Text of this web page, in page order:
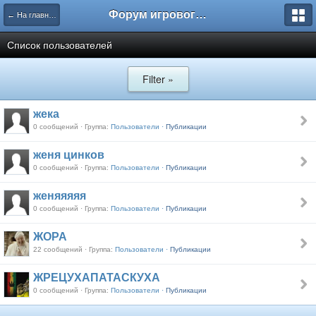
← На главную Форум игрового проекта Riverrise
Список пользователей
Filter »
жека
0 сообщений · Группа: Пользователи · Публикации
женя цинков
0 сообщений · Группа: Пользователи · Публикации
женяяяяя
0 сообщений · Группа: Пользователи · Публикации
ЖОРА
22 сообщений · Группа: Пользователи · Публикации
ЖРЕЦУХАПАТАСКУХА
0 сообщений · Группа: Пользователи · Публикации